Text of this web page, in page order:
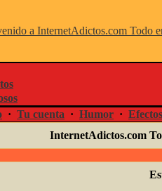
· Tu cuenta · Humor ·
InternetAdictos.com